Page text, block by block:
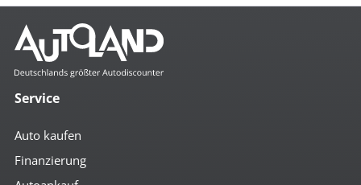
Komfort
2x el. Fensterheber
beheizbare Frontscheibe
beheizbare Scheibenwaschanlage
Bordcomputer
Colorverglasung
Getränkehalter
höhenverst. Fahrersitz
höhenverst. Lenkrad
Service
Auto kaufen
Finanzierung